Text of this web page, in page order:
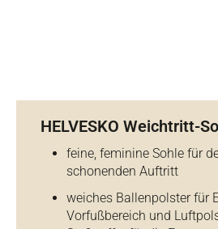
HELVESKO Weichtritt-
feine, feminine Sohle für
schonenden Auftritt
weiches Ballenpolster für
Vorfußbereich und